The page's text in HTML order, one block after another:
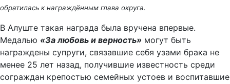
обратилась к награждённым глава округа.
В Алуште такая награда была вручена впервые.
Медалью «За любовь и верность» могут быть
награждены супруги, связавшие себя узами брака не
менее 25 лет назад, получившие известность среди
сограждан крепостью семейных устоев и воспитавшие